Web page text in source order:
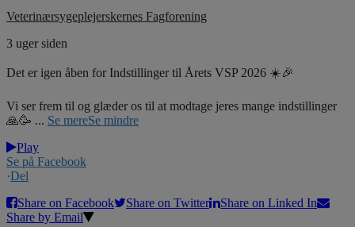
Veterinærsygeplejerskernes Fagforening
3 uger siden
Det er igen åben for Indstillinger til Årets VSP 2026 ☀️🎉
Vi ser frem til og glæder os til at modtage jeres mange indstillinger
🙏🥳 ... Se mereSe mindre
Play
Se på Facebook
·Del
Share on Facebook
Share on Twitter
Share on Linked In
Share by Email